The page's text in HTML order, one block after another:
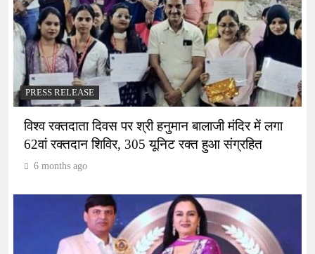
PRESS RELEASE
विश्व रक्तदाता दिवस पर श्री हनुमान बालाजी मंदिर में लगा
62वां रक्तदान शिविर, 305 यूनिट रक्त हुआ संग्रहित
6 months ago